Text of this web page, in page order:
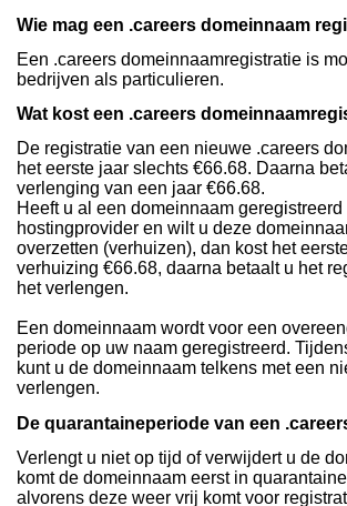
Wie mag een .careers domeinnaam
Een .careers domeinnaamregistratie is
bedrijven als particulieren.
Wat kost een .careers
De registratie van een nieuwe .careers
het eerste jaar slechts €66.68. Daarna
verlenging van een jaar €66.68.
Heeft u al een domeinnaam
hostingprovider en wilt u deze
overzetten (verhuizen), dan kost het
verhuizing €66.68, daarna betaalt u het
het verlengen.
Een domeinnaam wordt voor een
periode op uw naam geregistreerd.
kunt u de domeinnaam telkens met een
verlengen.
De quarantaineperiode van een
Verlengt u niet op tijd of verwijdert u de
komt de domeinnaam eerst in
alvorens deze weer vrij komt voor